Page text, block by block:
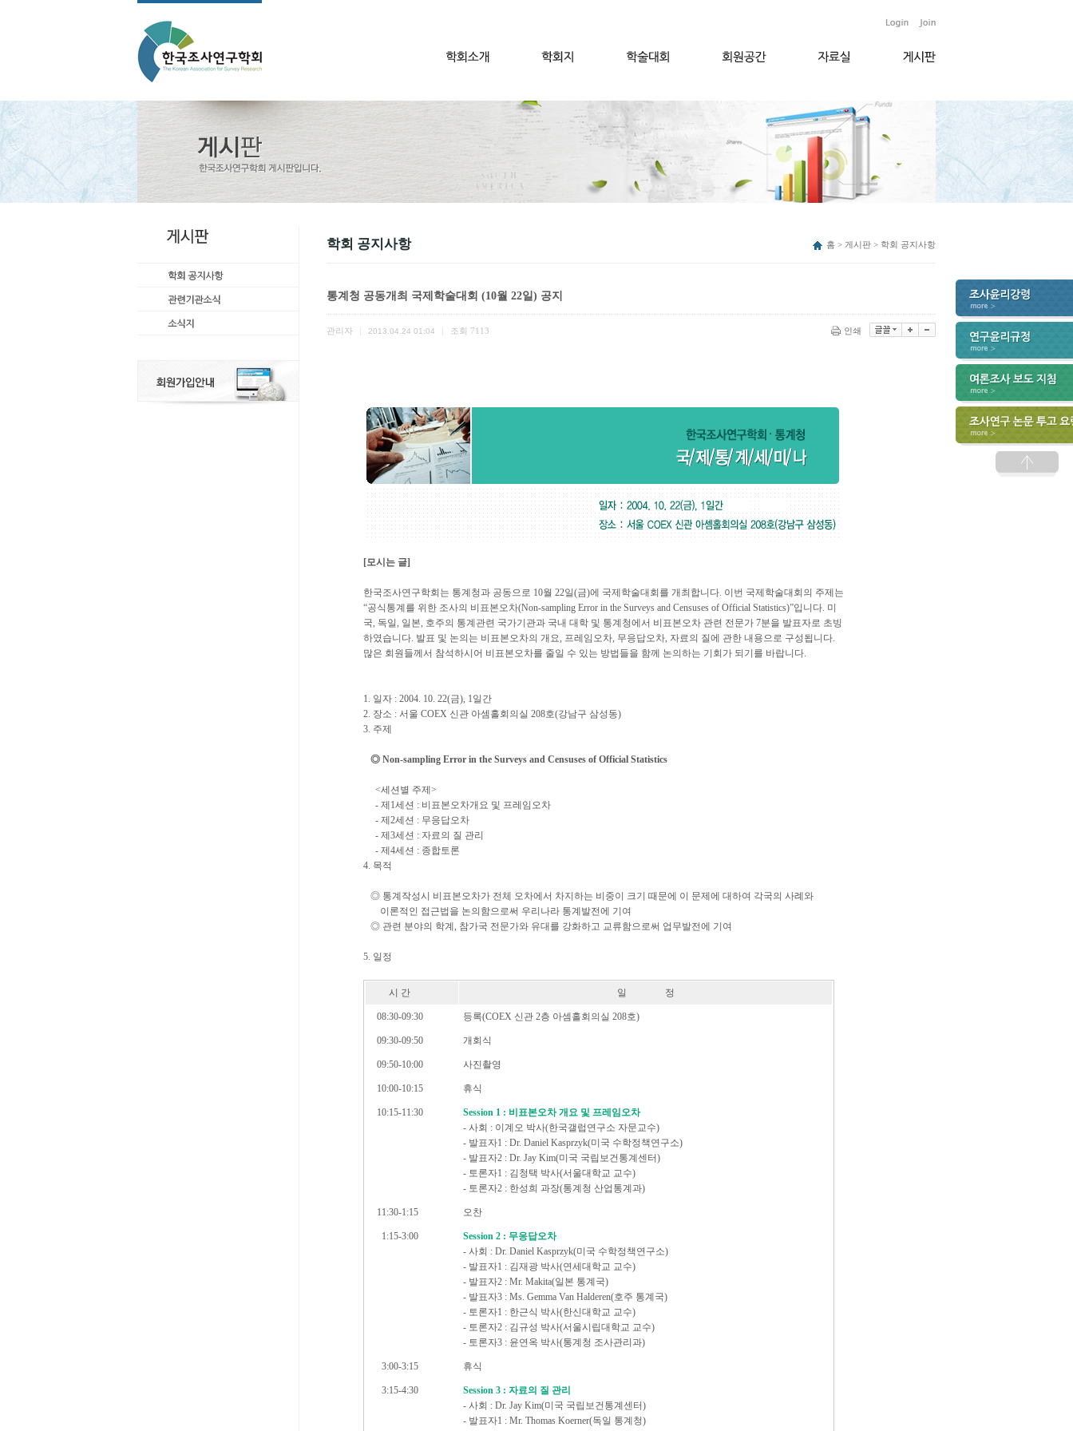
학회 공지사항 홈 > 게시판 > 학회 공지사항
통계청 공동개최 국제학술대회 (10월 22일) 공지
관리자 2013.04.24 01:04 조회 7113 인쇄
[모시는 글]
한국조사연구학회는 통계청과 공동으로 10월 22일(금)에 국제학술대회를 개최합니다. 이번 국제학술대회의 주제는
“공식통계를 위한 조사의 비표본오차(Non-sampling Error in the Surveys and Censuses of Official Statistics)”입니다. 미
국, 독일, 일본, 호주의 통계관련 국가기관과 국내 대학 및 통계청에서 비표본오차 관련 전문가 7분을 발표자로 초빙
하였습니다. 발표 및 논의는 비표본오차의 개요, 프레임오차, 무응답오차, 자료의 질에 관한 내용으로 구성됩니다.
많은 회원들께서 참석하시어 비표본오차를 줄일 수 있는 방법들을 함께 논의하는 기회가 되기를 바랍니다.
1. 일자 : 2004. 10. 22(금), 1일간
2. 장소 : 서울 COEX 신관 아셈홀회의실 208호(강남구 삼성동)
3. 주제
◎ Non-sampling Error in the Surveys and Censuses of Official Statistics
<세션별 주제>
- 제1세션 : 비표본오차개요 및 프레임오차
- 제2세션 : 무응답오차
- 제3세션 : 자료의 질 관리
- 제4세션 : 종합토론
4. 목적
◎ 통계작성시 비표본오차가 전체 오차에서 차지하는 비중이 크기 때문에 이 문제에 대하여 각국의 사례와
이론적인 접근법을 논의함으로써 우리나라 통계발전에 기여
◎ 관련 분야의 학계, 참가국 전문가와 유대를 강화하고 교류함으로써 업무발전에 기여
5. 일정
시 간 일 정
08:30-09:30 등록(COEX 신관 2층 아셈홀회의실 208호)
09:30-09:50 개회식
09:50-10:00 사진촬영
10:00-10:15 휴식
10:15-11:30
Session 1 : 비표본오차 개요 및 프레임오차
- 사회 : 이계오 박사(한국갤럽연구소 자문교수)
- 발표자1 : Dr. Daniel Kasprzyk(미국 수학정책연구소)
- 발표자2 : Dr. Jay Kim(미국 국립보건통계센터)
- 토론자1 : 김청택 박사(서울대학교 교수)
- 토론자2 : 한성희 과장(통계청 산업통계과)
11:30-1:15 오찬
1:15-3:00
Session 2 : 무응답오차
- 사회 : Dr. Daniel Kasprzyk(미국 수학정책연구소)
- 발표자1 : 김재광 박사(연세대학교 교수)
- 발표자2 : Mr. Makita(일본 통계국)
- 발표자3 : Ms. Gemma Van Halderen(호주 통계국)
- 토론자1 : 한근식 박사(한신대학교 교수)
- 토론자2 : 김규성 박사(서울시립대학교 교수)
- 토론자3 : 윤연옥 박사(통계청 조사관리과)
3:00-3:15 휴식
3:15-4:30
Session 3 : 자료의 질 관리
- 사회 : Dr. Jay Kim(미국 국립보건통계센터)
- 발표자1 : Mr. Thomas Koerner(독일 통계청)